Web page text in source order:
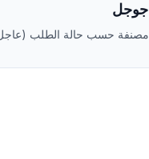
جوجل
حسب حالة الطلب